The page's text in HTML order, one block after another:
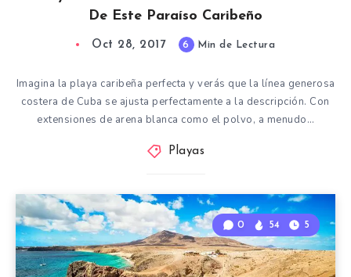
De Este Paraíso Caribeño
Oct 28, 2017 6 Min de Lectura
Imagina la playa caribeña perfecta y verás que la línea generosa
costera de Cuba se ajusta perfectamente a la descripción. Con
extensiones de arena blanca como el polvo, a menudo…
Playas
0 54 5